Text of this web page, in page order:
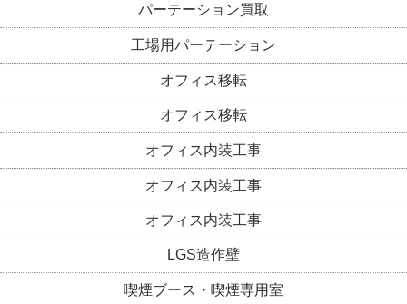
パーテーション買取
工場用パーテーション
オフィス移転
オフィス移転
オフィス内装工事
オフィス内装工事
オフィス内装工事
LGS造作壁
喫煙ブース・喫煙専用室